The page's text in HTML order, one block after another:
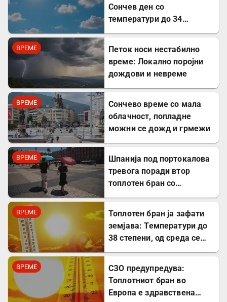
Сончев ден со
температури до 34
ВРЕМЕ
Петок носи нестабилно
време: Локално поројни
дождови и невреме
ВРЕМЕ
Сончево време со мала
облачност, попладне
можни се дожд и грмежи
ВРЕМЕ
Шпанија под портокалова
тревога поради втор
топлотен бран со
ВРЕМЕ
Топлотен бран ја зафати
земјава: Температури до
38 степени, од среда се
ВРЕМЕ
СЗО предупредува:
Топлотниот бран во
Европа е здравствена